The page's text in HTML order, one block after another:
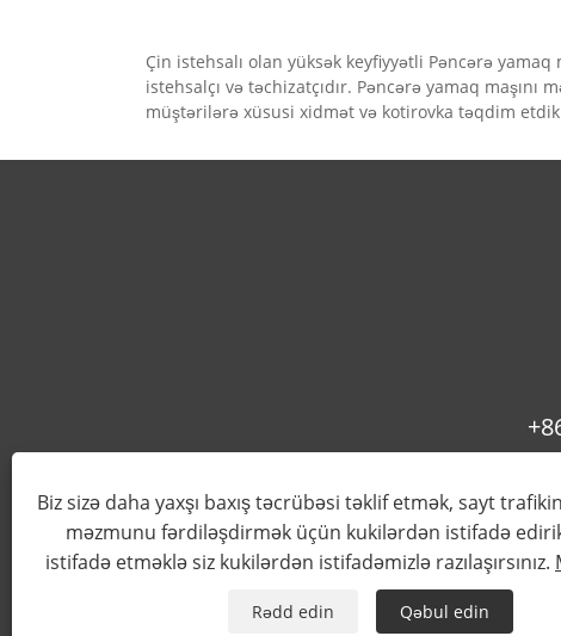
Çin istehsalı olan yüksək keyfiyyətli Pəncərə yamaq
istehsalçı və təchizatçıdır. Pəncərə yamaq
müştərilərə xüsusi xidmət və kotirovka təqdim
Müəlliflik hüququ © 2022 Wenzhou Feihua
Biz sizə daha yaxşı baxış təcrübəsi təklif etmək, sayt
məzmunu fərdiləşdirmək üçün kukilərdən istifadə
istifadə etməklə siz kukilərdən istifadəmizlə razılaşırsınız.
Rədd edin Qəbul edin